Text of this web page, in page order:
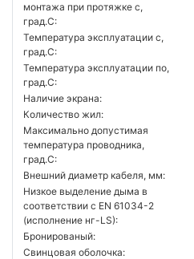
монтажа при протяжке с,
град.C:
Температура эксплуатации с,
град.C:
Температура эксплуатации по,
град.C:
Наличие экрана:
Количество жил:
Максимально допустимая
температура проводника,
град.C:
Внешний диаметр кабеля, мм:
Низкое выделение дыма в
соответствии с EN 61034-2
(исполнение нг-LS):
Бронированый:
Свинцовая оболочка: